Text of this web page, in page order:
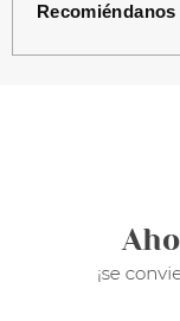
Recomiéndanos